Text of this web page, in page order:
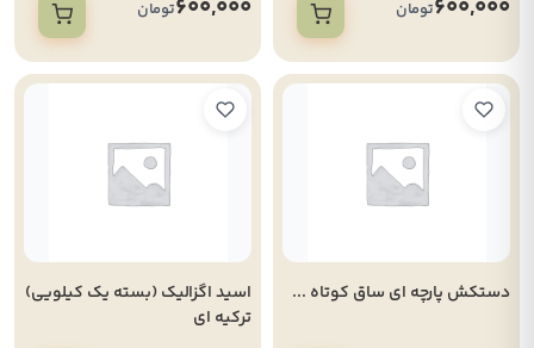
600,000تومان 600,000تومان
دستکش پارچه ای ساق کوتاه ...
اسید اگزالیک (بسته یک کیلویی)
ترکیه ای